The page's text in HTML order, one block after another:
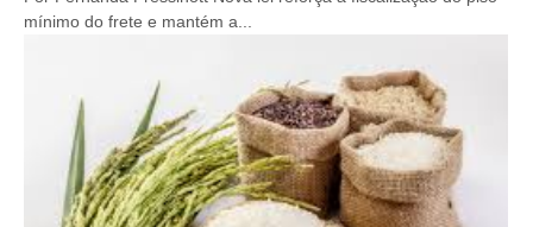
mínimo do frete e mantém a...